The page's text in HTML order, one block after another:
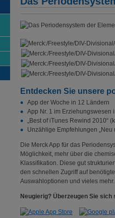
Entdecken Sie unsere
App der Woche in 12 Ländern
App Nr. 1 im Erziehungswesen
„Best of iTunes Rewind 2010“
Unzählige Empfehlungen „Neu
Die Merck App für das
Möglichkeit, mehr über die
Klassifikation. Diese gut
den schnellen Zugriff auf
Auswahloptionen und vieles mehr.
Neugierig? Überzeugen Sie